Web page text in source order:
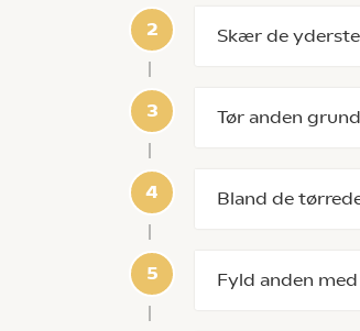
Skær de
Tør anden
Bland de
Fyld anden